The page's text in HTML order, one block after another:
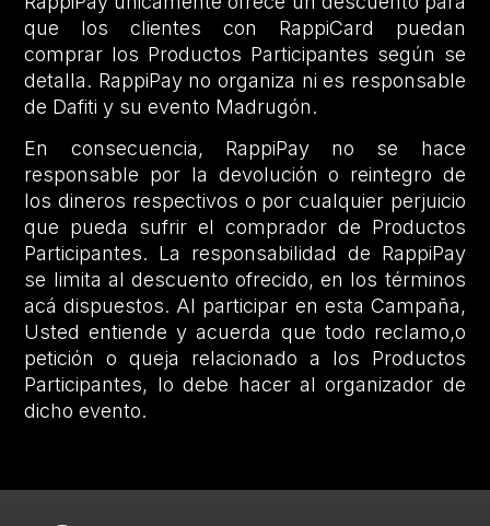
que los clientes con RappiCard puedan
comprar los Productos Participantes según se
detalla. RappiPay no organiza ni es responsable
de Dafiti y su evento Madrugón.
En consecuencia, RappiPay no se hace
responsable por la devolución o reintegro de
los dineros respectivos o por cualquier perjuicio
que pueda sufrir el comprador de Productos
Participantes. La responsabilidad de RappiPay
se limita al descuento ofrecido, en los términos
acá dispuestos. Al participar en esta Campaña,
Usted entiende y acuerda que todo reclamo,o
petición o queja relacionado a los Productos
Participantes, lo debe hacer al organizador de
dicho evento.